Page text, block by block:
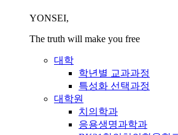
YONSEI,
The truth will make you free
대학
학년별 교과과정
특성화 선택과정
대학원
치의학과
응용생명과학과